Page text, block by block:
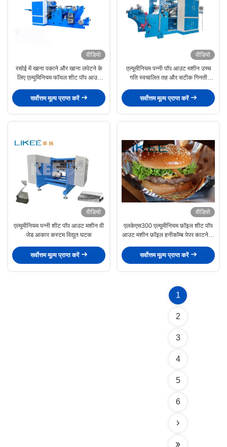
वीडियो
रसोई में खाना पकाने और खाना लपेटने के
लिए एल्युमिनियम फॉयल शीट पॉप आउट
सर्वोत्तम मूल्य प्राप्त करें
वीडियो
एल्यूमीनियम पन्नी पॉप आउट मशीन उच्च
गति स्वचालित तह और सटीक गिनती
सर्वोत्तम मूल्य प्राप्त करें
वीडियो
एल्यूमीनियम पन्नी शीट पॉप आउट मशीन वी
जेड आकार कस्टम विद्युत घटक
सर्वोत्तम मूल्य प्राप्त करें
वीडियो
एलकेएस300 एल्यूमीनियम फ़ॉइल शीट पॉप
आउट मशीन फ़ॉइल हनीकॉम्ब पेपर काटने के
सर्वोत्तम मूल्य प्राप्त करें
1
2
3
4
5
6